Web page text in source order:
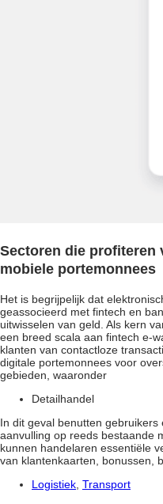
Sectoren die profiteren
mobiele portemonnees
Het is begrijpelijk dat
geassocieerd met fintech en
uitwisselen van geld. Als kern
een breed scala aan fintech e-
klanten van contactloze
digitale portemonnees voor
gebieden, waaronder
Detailhandel
In dit geval benutten
aanvulling op reeds bestaande
kunnen handelaren essentiële
van klantenkaarten, bonussen,
Logistiek Transport